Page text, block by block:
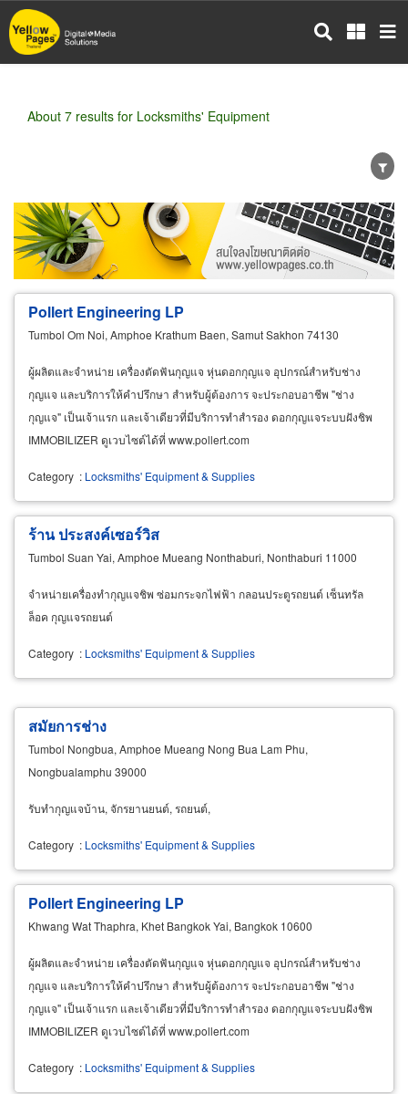
Skip
to
main
About 7 results for Locksmiths' Equipment
Wholesale Retail Manufacturer
Dealer
Exporter/Importer
Service Business
Pollert Engineering LP
Tumbol Om Noi, Amphoe Krathum Baen, Samut Sakhon 74130
ผู้ผลิตและจำหน่าย เครื่องตัดฟันกุญแจ หุ่นดอกกุญแจ อุปกรณ์สำหรับช่าง
กุญแจ และบริการให้คำปรึกษา สำหรับผู้ต้องการ จะประกอบอาชีพ "ช่าง
กุญแจ" เป็นเจ้าแรก และเจ้าเดียวที่มีบริการทำสำรอง ดอกกุญแจระบบฝังชิพ
IMMOBILIZER ดูเวบไซต์ได้ที่ www.pollert.com
Category : Locksmiths' Equipment & Supplies
ร้าน ประสงค์เซอร์วิส
Tumbol Suan Yai, Amphoe Mueang Nonthaburi, Nonthaburi 11000
จำหน่ายเครื่องทำกุญแจชิพ ซ่อมกระจกไฟฟ้า กลอนประตูรถยนต์ เซ็นทรัล
ล็อค กุญแจรถยนต์
Category : Locksmiths' Equipment & Supplies
สมัยการช่าง
Tumbol Nongbua, Amphoe Mueang Nong Bua Lam Phu,
Nongbualamphu 39000
รับทำกุญแจบ้าน, จักรยานยนต์, รถยนต์,
Category : Locksmiths' Equipment & Supplies
Pollert Engineering LP
Khwang Wat Thaphra, Khet Bangkok Yai, Bangkok 10600
ผู้ผลิตและจำหน่าย เครื่องตัดฟันกุญแจ หุ่นดอกกุญแจ อุปกรณ์สำหรับช่าง
กุญแจ และบริการให้คำปรึกษา สำหรับผู้ต้องการ จะประกอบอาชีพ "ช่าง
กุญแจ" เป็นเจ้าแรก และเจ้าเดียวที่มีบริการทำสำรอง ดอกกุญแจระบบฝังชิพ
IMMOBILIZER ดูเวบไซต์ได้ที่ www.pollert.com
Category : Locksmiths' Equipment & Supplies